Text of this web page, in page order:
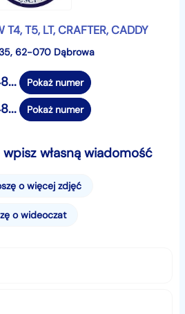
T5, LT, CRAFTER, CADDY
35, 62-070 Dąbrowa
Pokaż numer
Pokaż numer
własną wiadomość
o więcej zdjęć
o wideoczat